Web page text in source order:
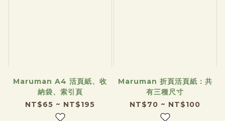
Maruman A4 活頁紙、收
納袋、索引頁
NT$65 ~ NT$195
Maruman 折頁活頁紙：共
有三種尺寸
NT$70 ~ NT$100